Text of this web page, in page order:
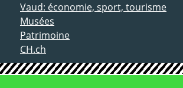
Vaud: économie, sport, tourisme
Musées
Patrimoine
CH.ch